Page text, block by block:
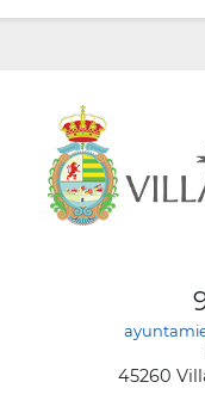
45260